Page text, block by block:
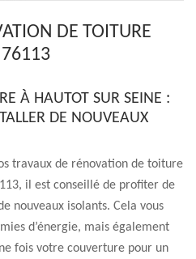
DE TOITURE
76113
À HAUTOT SUR SEINE :
DE NOUVEAUX
travaux de rénovation de toiture
il est conseillé de profiter de
nouveaux isolants. Cela vous
d’énergie, mais également
fois votre couverture pour un